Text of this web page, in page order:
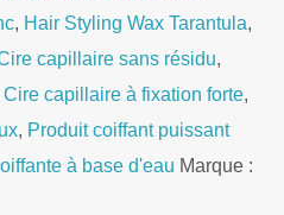
, Hair Styling Wax Tarantula,
capillaire sans résidu,
Cire capillaire à fixation forte,
, Produit coiffant puissant
à base d'eau Marque :